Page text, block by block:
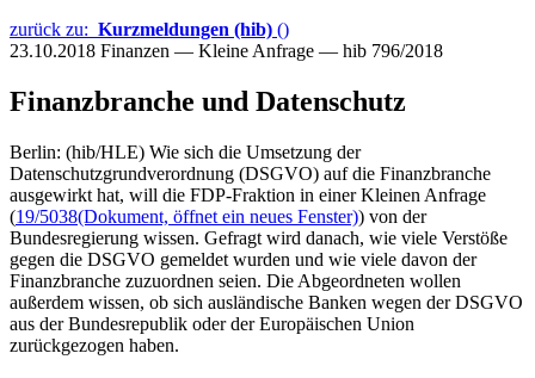
zurück zu: Kurzmeldungen (hib) ()
23.10.2018 Finanzen — Kleine Anfrage — hib 796/2018
Finanzbranche und Datenschutz
Berlin: (hib/HLE) Wie sich die Umsetzung der
Datenschutzgrundverordnung (DSGVO) auf die Finanzbranche
ausgewirkt hat, will die FDP-Fraktion in einer Kleinen Anfrage
(19/5038(Dokument, öffnet ein neues Fenster)) von der
Bundesregierung wissen. Gefragt wird danach, wie viele Verstöße
gegen die DSGVO gemeldet wurden und wie viele davon der
Finanzbranche zuzuordnen seien. Die Abgeordneten wollen
außerdem wissen, ob sich ausländische Banken wegen der DSGVO
aus der Bundesrepublik oder der Europäischen Union
zurückgezogen haben.